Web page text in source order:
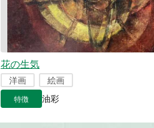
花の生気
洋画 絵画
特徴 油彩